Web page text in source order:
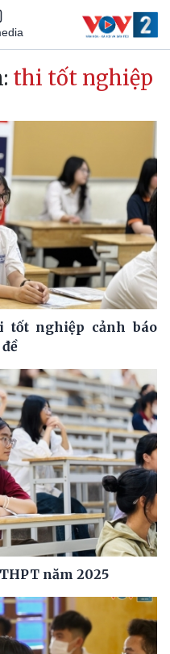
thi tốt nghiệp
tốt nghiệp cảnh báo
năm 2025